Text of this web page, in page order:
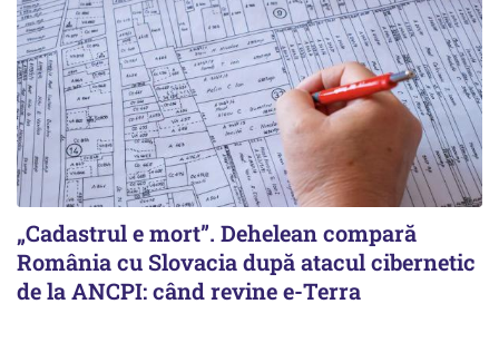
„Cadastrul e mort”. Dehelean compară
România cu Slovacia după atacul cibernetic
de la ANCPI: când revine e-Terra